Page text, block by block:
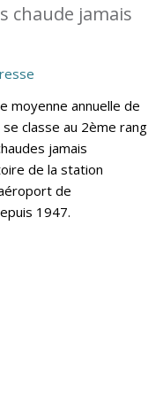
chaude jamais
moyenne annuelle de
se classe au 2ème rang
jamais
de la station
de
1947.